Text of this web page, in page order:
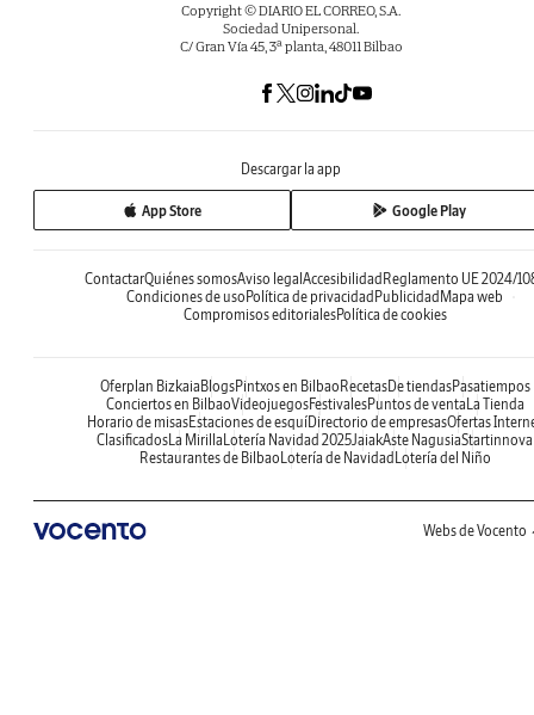
Copyright © DIARIO EL CORREO, S.A.
Sociedad Unipersonal.
C/ Gran Vía 45, 3ª planta, 48011 Bilbao
Descargar la app
App Store Google Play
ContactarQuiénes somosAviso legal Accesibilidad Reglamento UE 2024/
Condiciones de uso Política de privacidad Publicidad Mapa web
Compromisos editorialesPolítica de cookies
Oferplan Bizkaia BlogsPintxos en Bilbao RecetasDe tiendasPasatiempos
Conciertos en BilbaoVideojuegosFestivalesPuntos de venta La Tienda
Horario de misasEstaciones de esquíDirectorio de empresasOfertas
ClasificadosLa Mirilla Lotería Navidad 2025JaiakAste NagusiaStartinnova
Restaurantes de Bilbao Lotería de Navidad Lotería del Niño
Webs de Vocento